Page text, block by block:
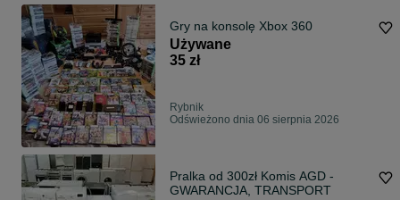
Gry na konsolę Xbox 360
Używane
35 zł
Rybnik
Odświeżono dnia 06 sierpnia 2026
Pralka od 300zł Komis AGD -
GWARANCJA, TRANSPORT